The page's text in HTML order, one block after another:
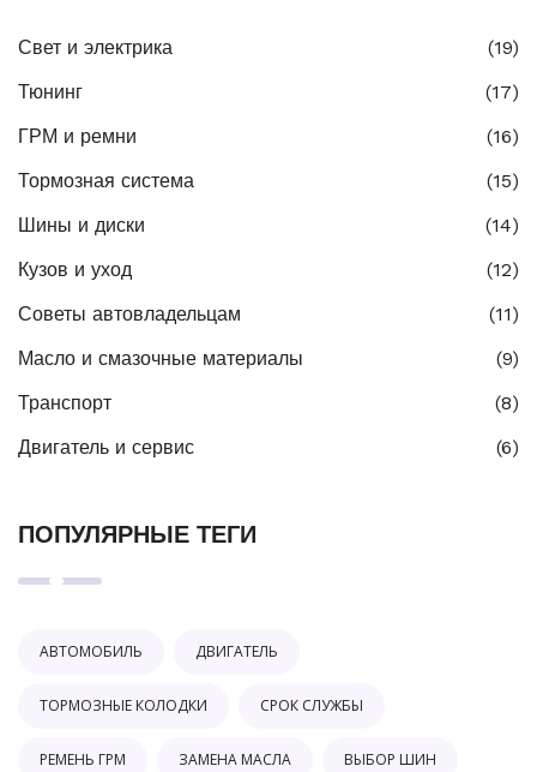
Свет и электрика
(19)
Тюнинг
(17)
ГРМ и ремни
(16)
Тормозная система
(15)
Шины и диски
(14)
Кузов и уход
(12)
Советы автовладельцам
(11)
Масло и смазочные материалы
(9)
Транспорт
(8)
Двигатель и сервис
(6)
ПОПУЛЯРНЫЕ ТЕГИ
АВТОМОБИЛЬ ДВИГАТЕЛЬ
ТОРМОЗНЫЕ КОЛОДКИ СРОК СЛУЖБЫ
РЕМЕНЬ ГРМ ЗАМЕНА МАСЛА ВЫБОР ШИН